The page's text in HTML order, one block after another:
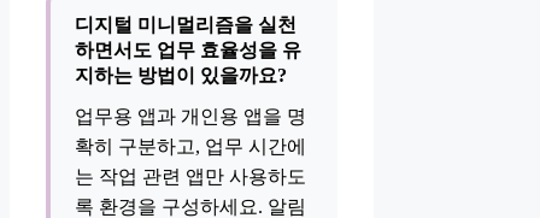
디지털 미니멀리즘을 실천
하면서도 업무 효율성을 유
지하는 방법이 있을까요?
업무용 앱과 개인용 앱을 명
확히 구분하고, 업무 시간에
는 작업 관련 앱만 사용하도
록 환경을 구성하세요. 알림